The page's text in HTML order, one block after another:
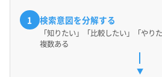
1 検索意図を分解する
「知りたい」「比較したい」「や
複数ある
▼